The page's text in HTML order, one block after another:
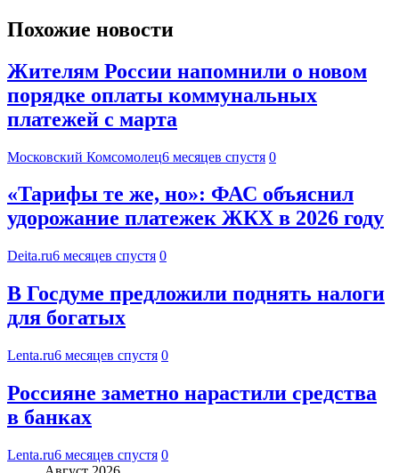
Похожие новости
Жителям России напомнили о новом
порядке оплаты коммунальных
платежей с марта
Московский Комсомолец6 месяцев спустя 0
«Тарифы те же, но»: ФАС объяснил
удорожание платежек ЖКХ в 2026 году
Deita.ru6 месяцев спустя 0
В Госдуме предложили поднять налоги
для богатых
Lenta.ru6 месяцев спустя 0
Россияне заметно нарастили средства
в банках
Lenta.ru6 месяцев спустя 0